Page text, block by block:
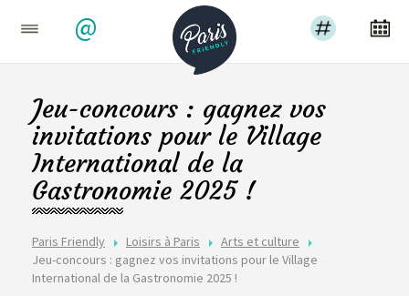
@
Paris Friendly Loisirs à Paris
Arts et culture
Jeu-concours : gagnez vos invitations pour le Village
International de la Gastronomie 2025 !
Jeu-concours : gagnez vos
invitations pour le Village
International de la
Gastronomie 2025 !